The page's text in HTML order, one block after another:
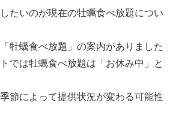
たいのが現在の牡蠣食べ放題につい
牡蠣食べ放題」の案内がありました
では牡蠣食べ放題は「お休み中」と
節によって提供状況が変わる可能性